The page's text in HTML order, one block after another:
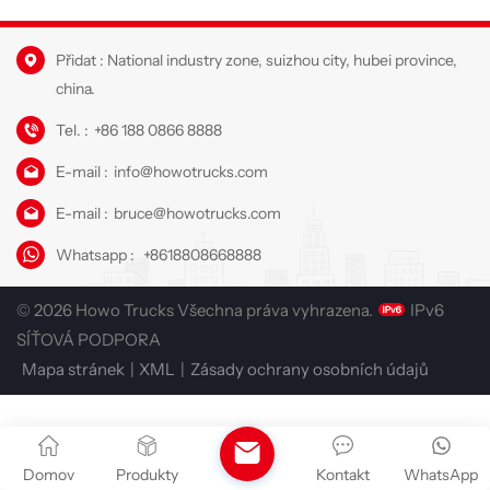
Přidat : National industry zone, suizhou city, hubei province,
china.
Tel. : +86 188 0866 8888
E-mail : info@howotrucks.com
E-mail : bruce@howotrucks.com
Whatsapp : +8618808668888
© 2026 Howo Trucks Všechna práva vyhrazena.
IPv6
SÍŤOVÁ PODPORA
Mapa stránek | XML | Zásady ochrany osobních údajů
Domov Produkty WhatsApp
Kontakt